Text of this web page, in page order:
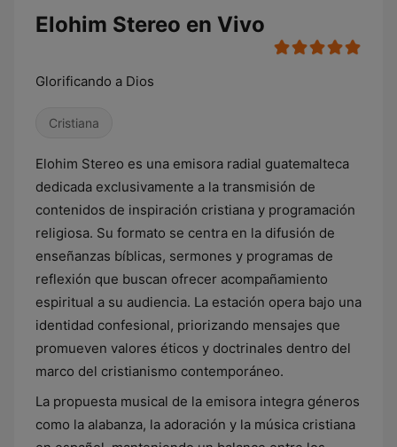
Elohim Stereo en Vivo
Glorificando a Dios
Cristiana
Elohim Stereo es una emisora radial guatemalteca
dedicada exclusivamente a la transmisión de
contenidos de inspiración cristiana y programación
religiosa. Su formato se centra en la difusión de
enseñanzas bíblicas, sermones y programas de
reflexión que buscan ofrecer acompañamiento
espiritual a su audiencia. La estación opera bajo una
identidad confesional, priorizando mensajes que
promueven valores éticos y doctrinales dentro del
marco del cristianismo contemporáneo.
La propuesta musical de la emisora integra géneros
como la alabanza, la adoración y la música cristiana